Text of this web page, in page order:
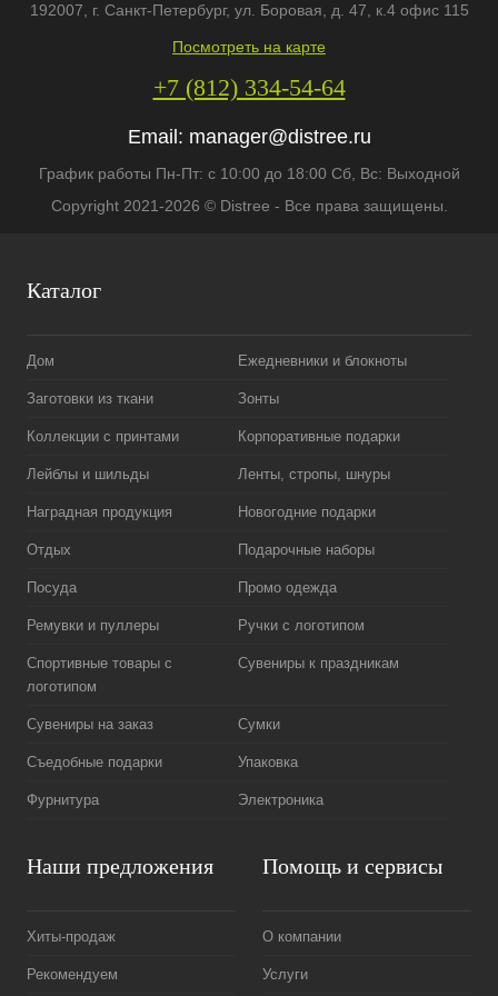
Каталог
Дом Ежедневники и блокноты
Заготовки из ткани Зонты
Коллекции с принтами Корпоративные подарки
Лейблы и шильды Ленты, стропы, шнуры
Наградная продукция Новогодние подарки
Отдых Подарочные наборы
Посуда Промо одежда
Ремувки и пуллеры Ручки с логотипом
Спортивные товары с
логотипом
Сувениры к праздникам
Сувениры на заказ Сумки
Съедобные подарки Упаковка
Фурнитура Электроника
Наши предложения
Хиты-продаж
Рекомендуем
Помощь и сервисы
О компании
Услуги
192007 , г. Санкт-Петербург, ул. Боровая, д. 47, к.4 офис 115
Посмотреть на карте
+7 (812) 334-54-64
Email: manager@distree.ru
График работы Пн-Пт: с 10:00 до 18:00 Сб, Вс: Выходной
Copyright 2021-2026 © Distree - Все права защищены.